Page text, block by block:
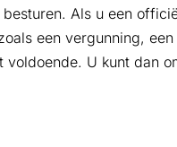
Als u een
een vergunning,
voldoende. U kunt dan